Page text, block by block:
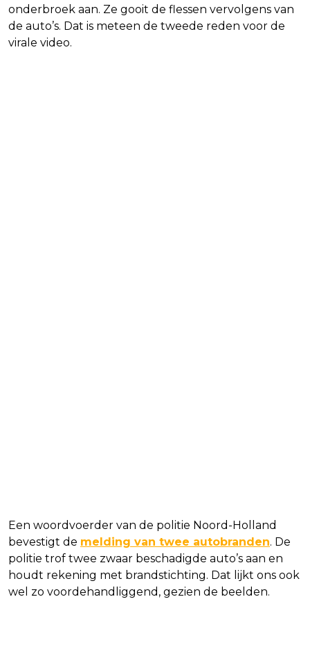
onderbroek aan. Ze gooit de flessen vervolgens van
de auto’s. Dat is meteen de tweede reden voor de
virale video.
Een woordvoerder van de politie Noord-Holland
bevestigt de melding van twee autobranden. De
politie trof twee zwaar beschadigde auto’s aan en
houdt rekening met brandstichting. Dat lijkt ons ook
wel zo voordehandliggend, gezien de beelden.